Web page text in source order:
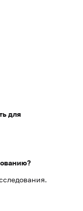
для